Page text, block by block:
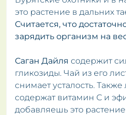
это растение в дальних
Считается, что
зарядить организм на
Саган Дайля содержит
гликозиды. Чай из его
снимает усталость.
содержат витамин С и
добавляешь это растение